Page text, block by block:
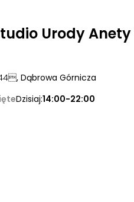
Urody Anety
, Dąbrowa Górnicza
Dzisiaj:14:00-22:00